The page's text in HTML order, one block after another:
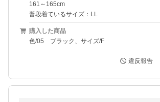
161～165cm
普段着ているサイズ：LL
購入した商品
色/05 ブラック、サイズ/F
違反報告